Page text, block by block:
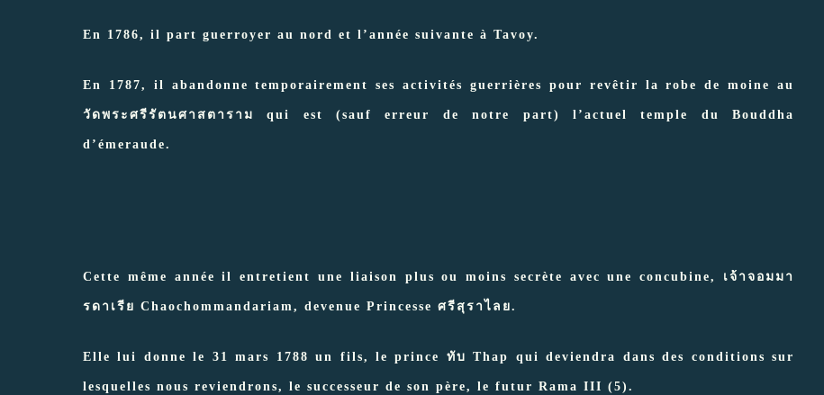
En 1786, il part guerroyer au nord et l’année suivante à Tavoy.
En 1787, il abandonne temporairement ses activités guerrières pour revêtir la robe de moine au
วัดพระศรีรัตนศาสตาราม qui est (sauf erreur de notre part) l’actuel temple du Bouddha
d’émeraude.
Cette même année il entretient une liaison plus ou moins secrète avec une concubine, เจ้าจอมมา
รดาเรีย Chaochommandariam, devenue Princesse ศรีสุราไลย.
Elle lui donne le 31 mars 1788 un fils, le prince ทับ Thap qui deviendra dans des conditions sur
lesquelles nous reviendrons, le successeur de son père, le futur Rama III (5).